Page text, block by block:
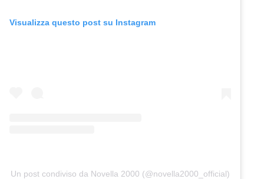
Visualizza questo post su Instagram
Un post condiviso da Novella 2000 (@novella2000_official)